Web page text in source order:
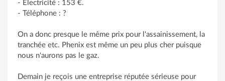
- Electricité : 153 €.
- Téléphone : ?
On a donc presque le même prix pour l'assainissement, la
tranchée etc. Phenix est même un peu plus cher puisque
nous n'aurons pas le gaz.
Demain je reçois une entreprise réputée sérieuse pour